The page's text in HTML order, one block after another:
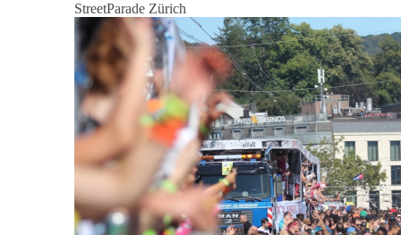
StreetParade Zürich